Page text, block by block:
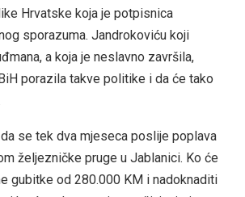
Hrvatske koja je potpisnica
sporazuma. Jandrokoviću koji
a koja je neslavno završila,
porazila takve politike i da će tako
se tek dva mjeseca poslije poplava
željezničke pruge u Jablanici. Ko će
gubitke od 280.000 KM i nadoknaditi